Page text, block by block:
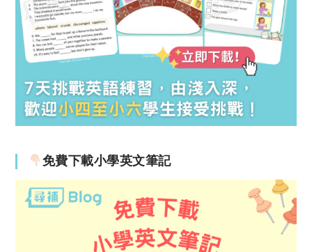
免費下載小學英文筆記